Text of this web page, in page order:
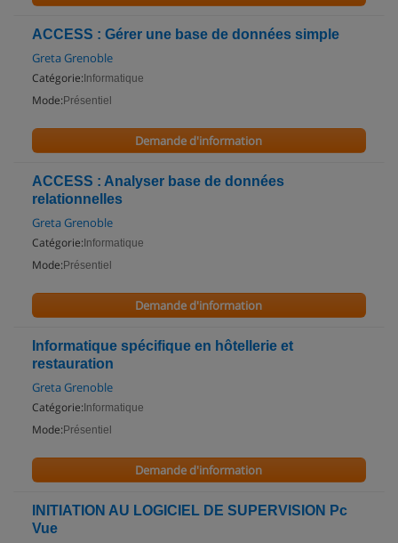
ACCESS : Gérer une base de données simple
Greta Grenoble
Catégorie: Informatique
Mode: Présentiel
Demande d'information
ACCESS : Analyser base de données
relationnelles
Greta Grenoble
Catégorie: Informatique
Mode: Présentiel
Demande d'information
Informatique spécifique en hôtellerie et
restauration
Greta Grenoble
Catégorie: Informatique
Mode: Présentiel
Demande d'information
INITIATION AU LOGICIEL DE SUPERVISION Pc
Vue